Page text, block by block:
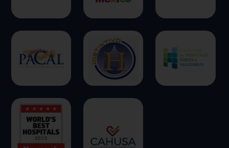
identifica directamente, pero
una experiencia web más
escoger no permitirnos usar ciertas
clic en los encabezados de cada
más y cambiar nuestras
predeterminadas. Sin embargo, el
algunos tipos de cookies puede
experiencia en el sitio y los
ofrecer.Más información
Permitir todas